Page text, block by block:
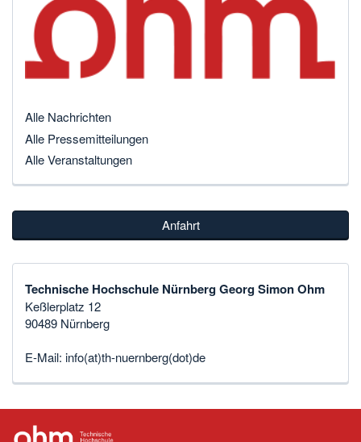
Alle Nachrichten
Alle Pressemitteilungen
Alle Veranstaltungen
Anfahrt
Technische Hochschule Nürnberg Georg Simon Ohm
Keßlerplatz 12
90489 Nürnberg
E-Mail: info(at)th-nuernberg(dot)de